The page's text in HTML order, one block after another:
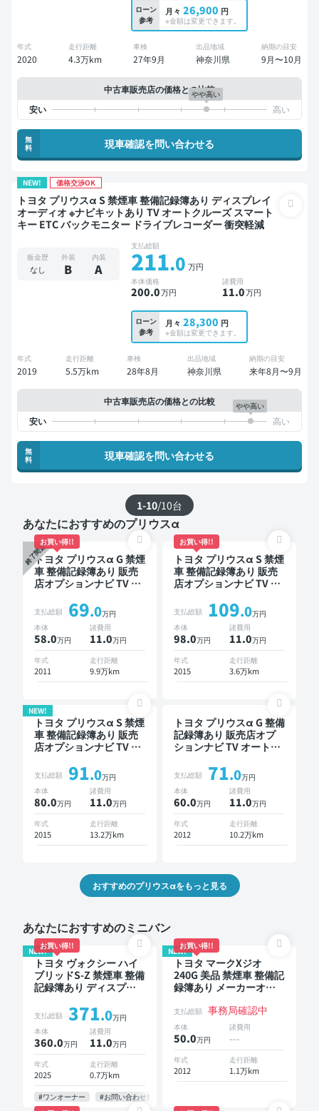
ローン
参考
月々 26,900 円
※金額は変更できます。
年式
2020
走行距離
4.3万km
車検
27年9月
出品地域
神奈川県
納期の目安
9月〜10月
中古車販売店の価格との比較
やや高い
無
料
現車確認を問い合わせる
NEW! 価格交渉OK
トヨタ プリウスα S 禁煙車 整備記録簿あり ディスプレイ
オーディオ ※ナビキットあり TV オートクルーズ スマート
キー ETC バックモニター ドライブレコーダー 衝突軽減
板金歴
なし
外装
B
内装
A
支払総額
211.0 万円
本体価格
200.0万円
諸費用
11.0万円
ローン
参考
月々 28,300 円
※金額は変更できます。
年式
2019
走行距離
5.5万km
車検
28年8月
出品地域
神奈川県
納期の目安
来年8月〜9月
中古車販売店の価格との比較 やや高い
無
料
現車確認を問い合わせる
1-10/10台
あなたにおすすめのプリウスα
終了間近
お買い得!!
トヨタ プリウスα G 禁煙
車 整備記録簿あり 販売
店オプションナビ TV ス
モニター 7人乗り
支払総額 69.0万円
本体
58.0万円
諸費用
11.0万円
年式
2011
走行距離
9.9万km
お買い得!!
トヨタ プリウスα S 禁煙
車 整備記録簿あり 販売
店オプションナビ TV ス
モニター
支払総額 109.0万円
本体
98.0万円
諸費用
11.0万円
年式
2015
走行距離
3.6万km
NEW!
トヨタ プリウスα S 禁煙
車 整備記録簿あり 販売
店オプションナビ TV ス
支払総額 91.0万円
本体
80.0万円
諸費用
11.0万円
年式
2015
走行距離
13.2万km
トヨタ プリウスα G 整備
記録簿あり 販売店オプ
ションナビ TV オートク
トキー ETC バックモニ
ター 7人乗り
支払総額 71.0万円
本体
60.0万円
諸費用
11.0万円
年式
2012
走行距離
10.2万km
おすすめのプリウスαをもっと見る
あなたにおすすめのミニバン
NEW!
お買い得!!
トヨタ ヴォクシー ハイ
ブリッドS-Z 禁煙車 整備
記録簿あり ディスプレ
ニター ブラインドスポ
ットモニター デジタル
インナーミラー オート
クルーズ 3列シート スマ
ートキー ETC 電動バッ
クドア バックモニター
全方位カメラ ドライブ
レコーダー 衝突軽減 両
側電動スライドドア 7人
支払総額 371.0万円
本体
360.0万円
諸費用
11.0万円
年式
2025
走行距離
0.7万km
#ワンオーナー #お問い合わせ歓迎
NEW!
お買い得!!
トヨタ マークXジオ
240G 美品 禁煙車 整備記
録簿あり メーカーオプ
ト スマートキー ETC バ
ックモニター 7人乗り
支払総額 事務局確認中
本体
50.0万円
諸費用
---
年式
2012
走行距離
1.1万km